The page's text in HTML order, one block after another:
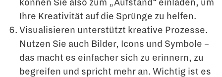
können Sie also zum „Aufstand“ einladen, um
Ihre Kreativität auf die Sprünge zu helfen.
Visualisieren unterstützt kreative Prozesse.
Nutzen Sie auch Bilder, Icons und Symbole –
das macht es einfacher sich zu erinnern, zu
begreifen und spricht mehr an. Wichtig ist es